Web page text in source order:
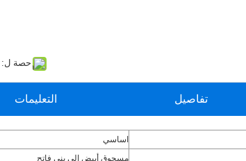
حصة ل:
تفاصيل التعليمات
اساسي
مسحوق أبيض إلى بني فاتح